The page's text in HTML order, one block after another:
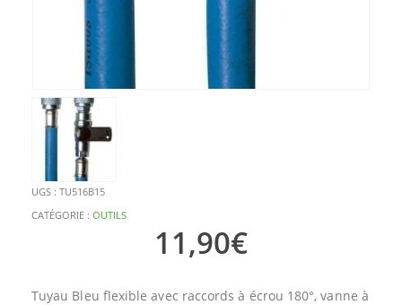
UGS : TU516B15
CATÉGORIE : OUTILS
11,90€
Tuyau Bleu flexible avec raccords à écrou 180°, vanne à